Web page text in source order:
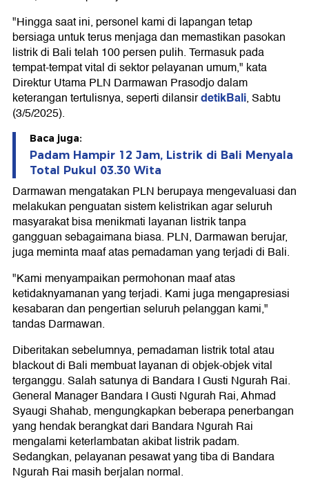
"Hingga saat ini, personel kami di lapangan tetap
bersiaga untuk terus menjaga dan memastikan pasokan
listrik di Bali telah 100 persen pulih. Termasuk pada
tempat-tempat vital di sektor pelayanan umum," kata
Direktur Utama PLN Darmawan Prasodjo dalam
keterangan tertulisnya, seperti dilansirdetikBali, Sabtu
(3/5/2025).
Baca juga:
Padam Hampir 12 Jam, Listrik di Bali Menyala
Total Pukul 03.30 Wita
Darmawan mengatakan PLN berupaya mengevaluasi dan
melakukan penguatan sistem kelistrikan agar seluruh
masyarakat bisa menikmati layanan listrik tanpa
gangguan sebagaimana biasa. PLN, Darmawan berujar,
juga meminta maaf atas pemadaman yang terjadi di Bali.
"Kami menyampaikan permohonan maaf atas
ketidaknyamanan yang terjadi. Kami juga mengapresiasi
kesabaran dan pengertian seluruh pelanggan kami,"
tandas Darmawan.
Diberitakan sebelumnya, pemadaman listrik total atau
blackout di Bali membuat layanan di objek-objek vital
terganggu. Salah satunya di Bandara I Gusti Ngurah Rai.
General Manager Bandara I Gusti Ngurah Rai, Ahmad
Syaugi Shahab, mengungkapkan beberapa penerbangan
yang hendak berangkat dari Bandara Ngurah Rai
mengalami keterlambatan akibat listrik padam.
Sedangkan, pelayanan pesawat yang tiba di Bandara
Ngurah Rai masih berjalan normal.